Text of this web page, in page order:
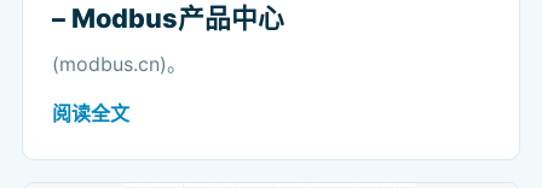
– Modbus产品中心
(modbus.cn)。
阅读全文